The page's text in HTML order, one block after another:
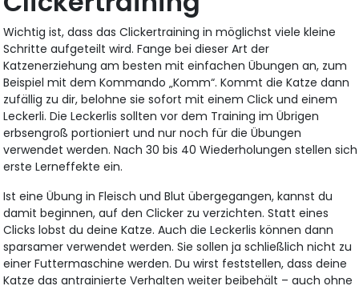
Wichtig ist, dass das Clickertraining in möglichst viele kleine
Schritte aufgeteilt wird. Fange bei dieser Art der
Katzenerziehung am besten mit einfachen Übungen an, zum
Beispiel mit dem Kommando „Komm“. Kommt die Katze dann
zufällig zu dir, belohne sie sofort mit einem Click und einem
Leckerli. Die Leckerlis sollten vor dem Training im Übrigen
erbsengroß portioniert und nur noch für die Übungen
verwendet werden. Nach 30 bis 40 Wiederholungen stellen sich
erste Lerneffekte ein.
Ist eine Übung in Fleisch und Blut übergegangen, kannst du
damit beginnen, auf den Clicker zu verzichten. Statt eines
Clicks lobst du deine Katze. Auch die Leckerlis können dann
sparsamer verwendet werden. Sie sollen ja schließlich nicht zu
einer Futtermaschine werden. Du wirst feststellen, dass deine
Katze das antrainierte Verhalten weiter beibehält – auch ohne